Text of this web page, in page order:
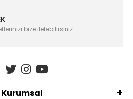
bize iletebilirsiniz.
Kurumsal